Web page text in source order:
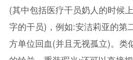
(其中包括医疗干员奶人的时候
字的干员)，例如:安洁莉亚的第
方单位回血(并且无视孤立)。类